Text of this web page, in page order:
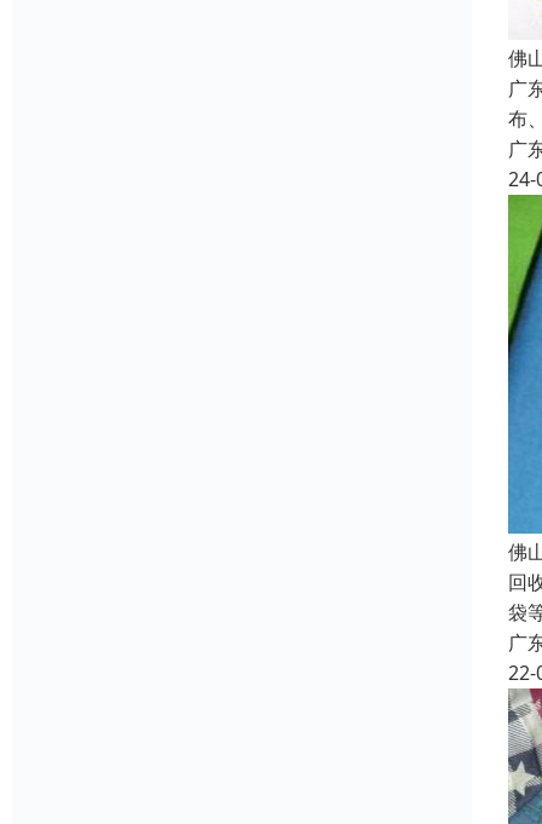
佛
广
布
广
24-
佛
回
袋
广
22-